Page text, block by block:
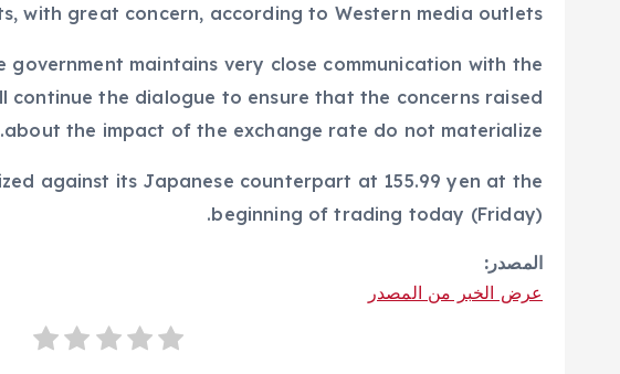
with great concern, according to Western media outlets.”
maintains very close communication with the
continue the dialogue to ensure that the concerns raised
about the impact of the exchange rate do not materialize.”
against its Japanese counterpart at 155.99 yen at the
beginning of trading today (Friday).
المصدر:
عرض الخبر من المصدر